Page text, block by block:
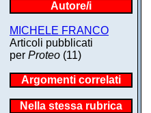
Autore/i
MICHELE FRANCO
Articoli pubblicati
per Proteo (11)
Argomenti correlati
Nella stessa rubrica